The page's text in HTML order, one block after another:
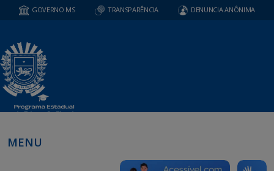
GOVERNO MS TRANSPARÊNCIA DENUNCIA ANÔNIMA
MENU